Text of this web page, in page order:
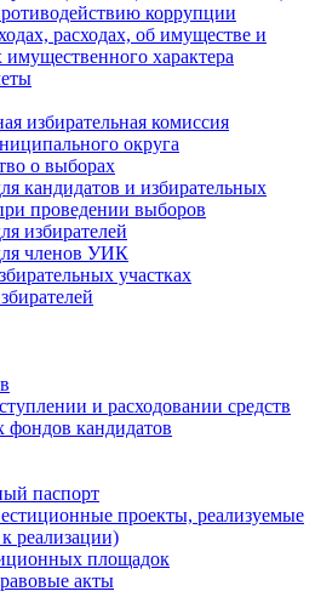
коррупции
расходах, об имуществе и
имущественного характера
избирательная комиссия
округа
о выборах
кандидатов и избирательных
проведении выборов
избирателей
членов УИК
участках
и расходовании средств
фондов кандидатов
паспорт
проекты, реализуемые
реализации)
площадок
акты